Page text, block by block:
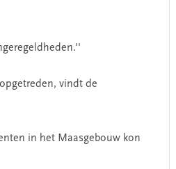
vindt de
in het Maasgebouw kon